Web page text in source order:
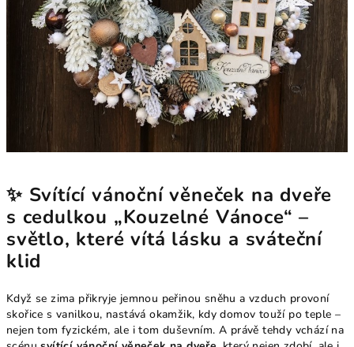
✨ Svítící vánoční věneček na dveře
s cedulkou „Kouzelné Vánoce“ –
světlo, které vítá lásku a sváteční
klid
Když se zima přikryje jemnou peřinou sněhu a vzduch provoní
skořice s vanilkou, nastává okamžik, kdy domov touží po teple –
nejen tom fyzickém, ale i tom duševním. A právě tehdy vchází na